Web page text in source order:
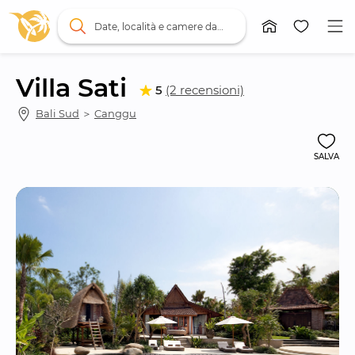
Villa Sati 5 (2 recensioni)
Bali Sud ＞ Canggu
SALVA